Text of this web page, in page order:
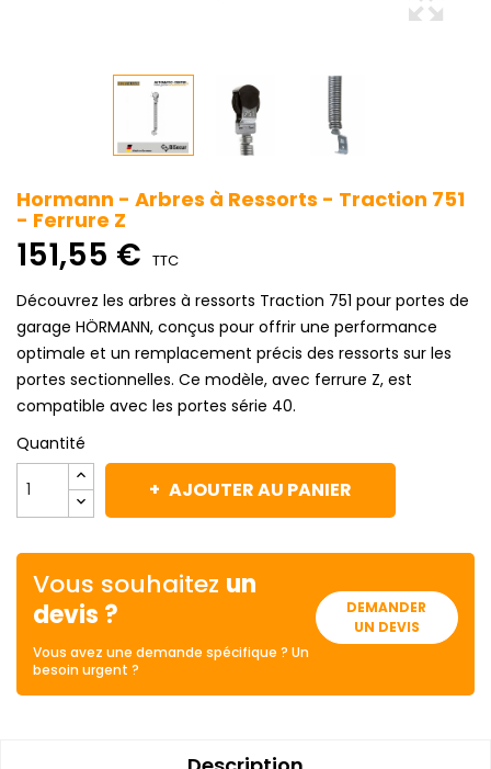
Hormann - Arbres à Ressorts - Traction 751
- Ferrure Z
151,55 € TTC
Découvrez les arbres à ressorts Traction 751 pour portes de
garage HÖRMANN, conçus pour offrir une performance
optimale et un remplacement précis des ressorts sur les
portes sectionnelles. Ce modèle, avec ferrure Z, est
compatible avec les portes série 40.
Quantité
AJOUTER AU PANIER
Vous souhaitez un
devis ?
Vous avez une demande spécifique ? Un
besoin urgent ?
DEMANDER
UN DEVIS